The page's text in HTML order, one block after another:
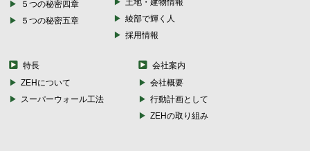
５つの秘密四章
５つの秘密五章
土地・建物情報
綾部で輝く人
採用情報
特長
ZEHについて
スーパーウォール工法
会社案内
会社概要
行動計画として
ZEHの取り組み